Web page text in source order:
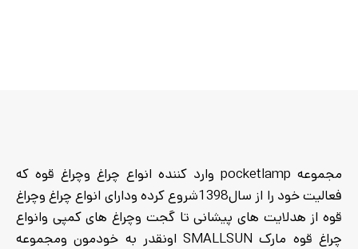
مقاومت: مقاوم در برابر رطوبت
و پاشش آب
مجموعه pocketlamp وارد کننده انواع چراغ وچراغ قوه که
فعالیت خود را از سال1398شروع کرده ودارای انواع چراغ وچراغ
قوه از هدلایت های پیشانی تا گجت وچراغ های کمپی وانواع
چراغ قوه مارک SMALLSUN اونقدر به خودمون ومجموعه